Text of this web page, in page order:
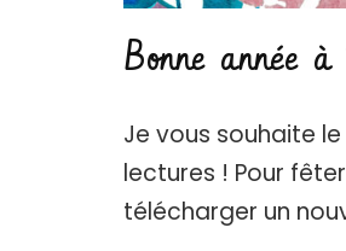
Bonne année
Je vous souhaite
lectures ! Pour
télécharger un